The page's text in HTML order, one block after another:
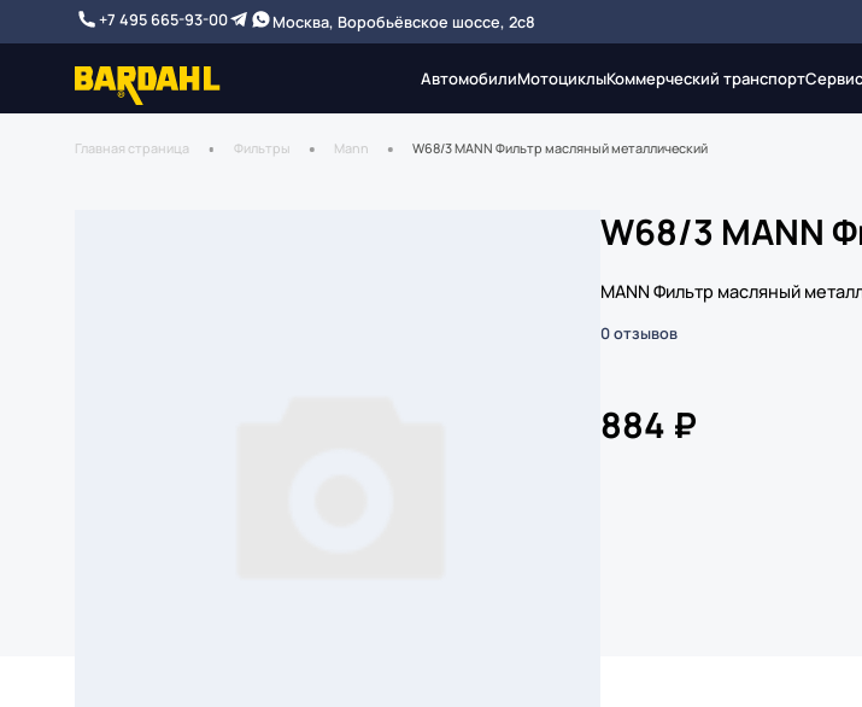
+7 495 665-93-00 Москва, Воробьёвское шоссе, 2с8
АвтомобилиМотоциклыКоммерческий транспорт
Главная страница Фильтры Mann W68/3 MANN Фильтр масляный металлический
W68/3 MANN
MANN Фильтр масляный
0 отзывов
884 ₽